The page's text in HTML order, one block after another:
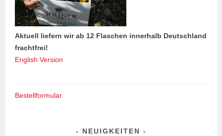
Aktuell liefern wir ab 12 Flaschen innerhalb Deutschland
frachtfrei!
English Version
Bestellformular
NEUIGKEITEN